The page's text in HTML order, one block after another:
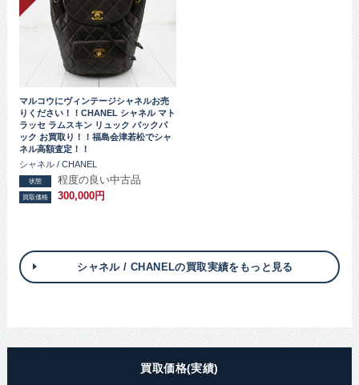
マルコウにヴィンテージシャネルお売
りください！！CHANEL シャネル マト
ラッセ ラムスキン リュック バックパ
ック お買取り！！福島会津若松でシャ
ネル高額査定！！
シャネル / CHANEL
状態 程度の良い中古品
買取価格 300,000円
シャネル / CHANELの買取実績をもっと見る
買取価格(実績)